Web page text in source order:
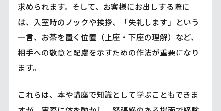
求められます。そして、お客様にお出しする際に
は、入室時のノックや挨拶、「失礼します」という
一言、お茶を置く位置（上座・下座の理解）など、
相手への敬意と配慮を示すための作法が重要になり
ます。
これらは、本や講座で知識として学ぶこともできま